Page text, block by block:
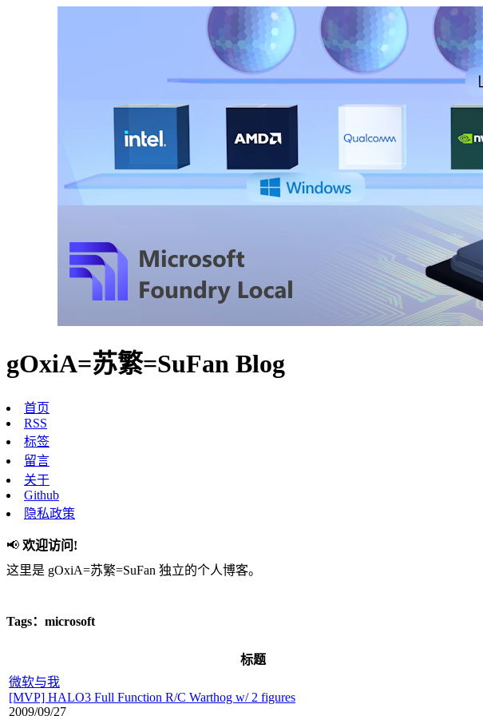
gOxiA=苏繁=SuFan Blog
首页
RSS
标签
留言
关于
Github
隐私政策
📢 欢迎访问!
这里是 gOxiA=苏繁=SuFan 独立的个人博客。
Tags：microsoft
标题
微软与我
[MVP] HALO3 Full Function R/C Warthog w/ 2 figures
2009/09/27